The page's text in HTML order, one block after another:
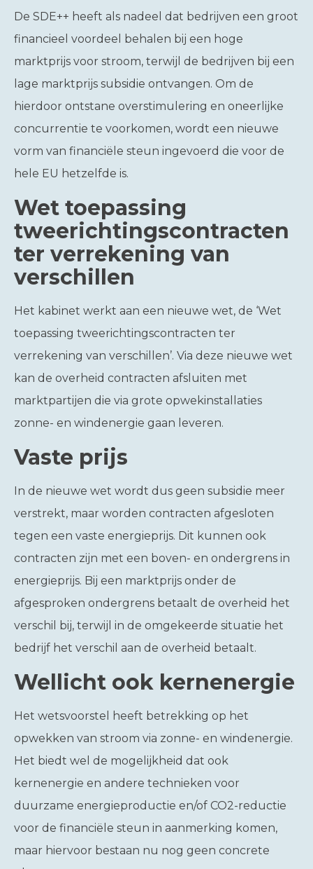
De SDE++ heeft als nadeel dat bedrijven een groot
financieel voordeel behalen bij een hoge
marktprijs voor stroom, terwijl de bedrijven bij een
lage marktprijs subsidie ontvangen. Om de
hierdoor ontstane overstimulering en oneerlijke
concurrentie te voorkomen, wordt een nieuwe
vorm van financiële steun ingevoerd die voor de
hele EU hetzelfde is.
Wet toepassing
tweerichtingscontracten
ter verrekening van
verschillen
Het kabinet werkt aan een nieuwe wet, de ‘Wet
toepassing tweerichtingscontracten ter
verrekening van verschillen’. Via deze nieuwe wet
kan de overheid contracten afsluiten met
marktpartijen die via grote opwekinstallaties
zonne- en windenergie gaan leveren.
Vaste prijs
In de nieuwe wet wordt dus geen subsidie meer
verstrekt, maar worden contracten afgesloten
tegen een vaste energieprijs. Dit kunnen ook
contracten zijn met een boven- en ondergrens in
energieprijs. Bij een marktprijs onder de
afgesproken ondergrens betaalt de overheid het
verschil bij, terwijl in de omgekeerde situatie het
bedrijf het verschil aan de overheid betaalt.
Wellicht ook kernenergie
Het wetsvoorstel heeft betrekking op het
opwekken van stroom via zonne- en windenergie.
Het biedt wel de mogelijkheid dat ook
kernenergie en andere technieken voor
duurzame energieproductie en/of CO2-reductie
voor de financiële steun in aanmerking komen,
maar hiervoor bestaan nu nog geen concrete